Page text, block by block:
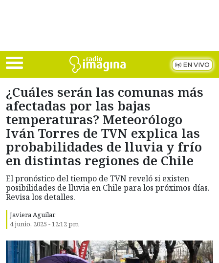
EN VIVO
¿Cuáles serán las comunas más
afectadas por las bajas
temperaturas? Meteorólogo
Iván Torres de TVN explica las
probabilidades de lluvia y frío
en distintas regiones de Chile
El pronóstico del tiempo de TVN reveló si existen
posibilidades de lluvia en Chile para los próximos días.
Revisa los detalles.
Javiera Aguilar
4 junio, 2025 - 12:12 pm